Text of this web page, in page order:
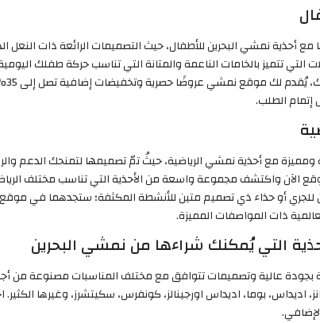
أحذية نمشي البحرين للأطفال، حيث التصميمات الرائعة ذات النعل
التي تتميز بالخامات الناعمة والمتانة التي تناسب حركة طفلك
لك موقع نمشي عروضًا حصرية وتخفيضات إضافية تصل إلى 35% عند تطبيق
إتمام الطلب.
مع أحذية نمشي الرياضية، حيثُ تمّ تصميمها لتمنحك الدعم
الآن واكتشف مجموعة واسعة من الأحذية التي تناسب مختلف
للجري أو حذاء ذي تصميم متين للأنشطة المكثفة؛ ستجدهما في
ذات المواصفات المميزة.
التي يُمكنك شراءها من نمشي البحرين
عالية وتصميمات تتوافق مع مختلف المناسبات مصنوعة من
اديداس، بوما، اديداس اورجينالز، كونفرس، سكيتشرز، وغيرها